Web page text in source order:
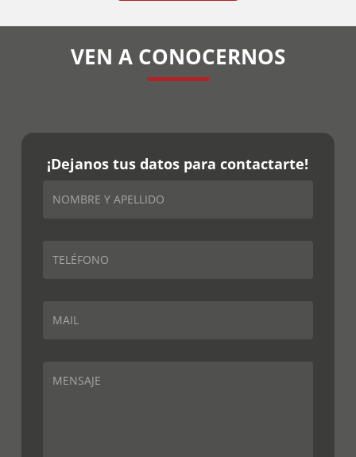
VEN A CONOCERNOS
¡Dejanos tus datos para contactarte!